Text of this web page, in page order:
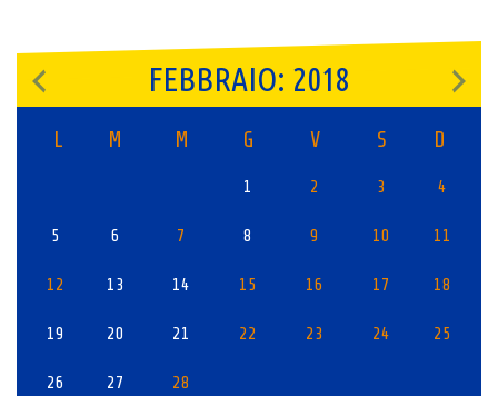
FEBBRAIO: 2018
L M M G V S D
1 2 3 4
5 6 7 8 9 10 11
12 13 14 15 16 17 18
19 20 21 22 23 24 25
26 27 28